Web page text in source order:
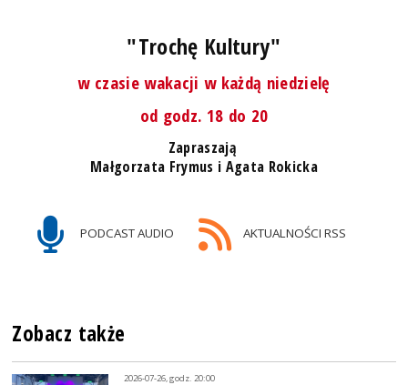
"Trochę Kultury"
w czasie wakacji w każdą niedzielę
od godz. 18 do 20
Zapraszają
Małgorzata Frymus i Agata Rokicka
PODCAST AUDIO AKTUALNOŚCI RSS
Zobacz także
2026-07-26, godz. 20:00